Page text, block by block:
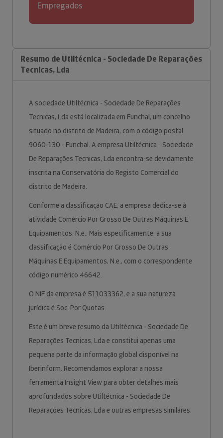
Empregados
Resumo de Utiltécnica - Sociedade De Reparações
Tecnicas, Lda
A sociedade Utiltécnica - Sociedade De Reparações
Tecnicas, Lda está localizada em Funchal, um concelho
situado no distrito de Madeira, com o código postal
9060-130 - Funchal. A empresa Utiltécnica - Sociedade
De Reparações Tecnicas, Lda encontra-se devidamente
inscrita na Conservatória do Registo Comercial do
distrito de Madeira.
Conforme a classificação CAE, a empresa dedica-se à
atividade Comércio Por Grosso De Outras Máquinas E
Equipamentos, N.e.. Mais especificamente, a sua
classificação é Comércio Por Grosso De Outras
Máquinas E Equipamentos, N.e., com o correspondente
código numérico 46642.
O NIF da empresa é 511033362, e a sua natureza
jurídica é Soc. Por Quotas.
Este é um breve resumo da Utiltécnica - Sociedade De
Reparações Tecnicas, Lda e constitui apenas uma
pequena parte da informação global disponível na
Iberinform. Recomendamos explorar a nossa
ferramenta Insight View para obter detalhes mais
aprofundados sobre Utiltécnica - Sociedade De
Reparações Tecnicas, Lda e outras empresas similares.